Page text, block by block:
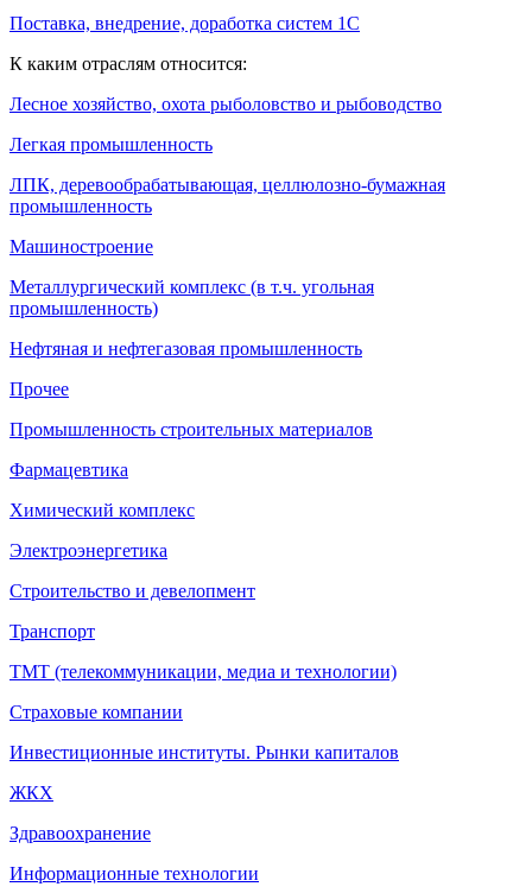
Поставка, внедрение, доработка систем 1С
К каким отраслям относится:
Лесное хозяйство, охота рыболовство и рыбоводство
Легкая промышленность
ЛПК, деревообрабатывающая, целлюлозно-бумажная
промышленность
Машиностроение
Металлургический комплекс (в т.ч. угольная
промышленность)
Нефтяная и нефтегазовая промышленность
Прочее
Промышленность строительных материалов
Фармацевтика
Химический комплекс
Электроэнергетика
Строительство и девелопмент
Транспорт
ТМТ (телекоммуникации, медиа и технологии)
Страховые компании
Инвестиционные институты. Рынки капиталов
ЖКХ
Здравоохранение
Информационные технологии